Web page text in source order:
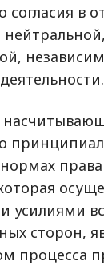
согласия в
нейтральной,
усилиями
сторон,
процесса